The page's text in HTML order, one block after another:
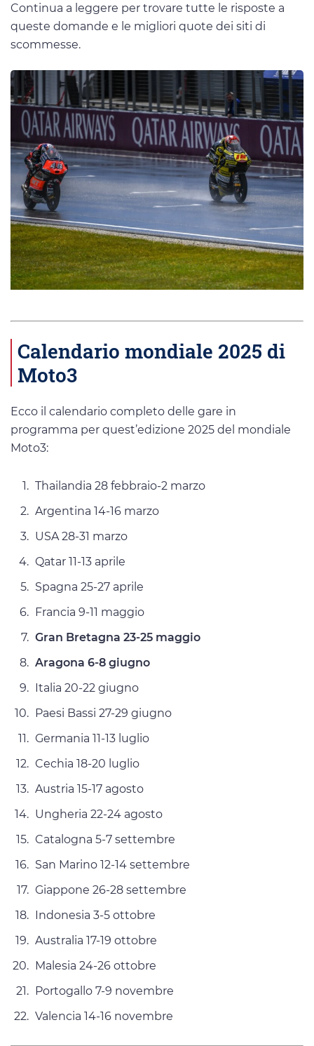
Continua a leggere per trovare tutte le risposte a
queste domande e le migliori quote dei siti di
scommesse.
Calendario mondiale 2025 di
Moto3
Ecco il calendario completo delle gare in
programma per quest’edizione 2025 del mondiale
Moto3:
Thailandia 28 febbraio-2 marzo
Argentina 14-16 marzo
USA 28-31 marzo
Qatar 11-13 aprile
Spagna 25-27 aprile
Francia 9-11 maggio
Gran Bretagna 23-25 maggio
Aragona 6-8 giugno
Italia 20-22 giugno
Paesi Bassi 27-29 giugno
Germania 11-13 luglio
Cechia 18-20 luglio
Austria 15-17 agosto
Ungheria 22-24 agosto
Catalogna 5-7 settembre
San Marino 12-14 settembre
Giappone 26-28 settembre
Indonesia 3-5 ottobre
Australia 17-19 ottobre
Malesia 24-26 ottobre
Portogallo 7-9 novembre
Valencia 14-16 novembre